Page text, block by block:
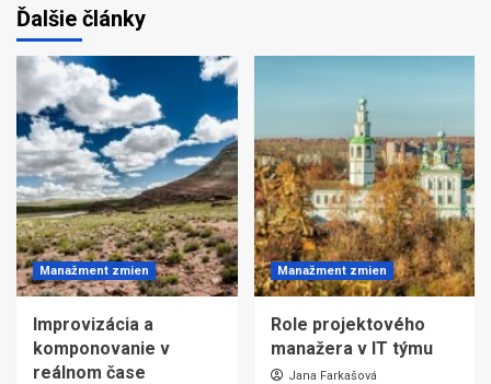
Ďalšie články
Manažment zmien
Improvizácia a
komponovanie v
reálnom čase
Manažment zmien
Role projektového
manažera v IT týmu
Jana Farkašová